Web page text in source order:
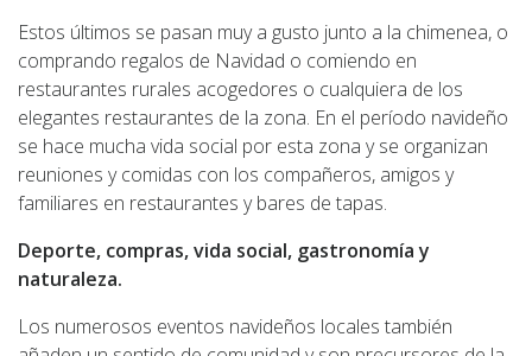
Estos últimos se pasan muy a gusto junto a la chimenea, o
comprando regalos de Navidad o comiendo en
restaurantes rurales acogedores o cualquiera de los
elegantes restaurantes de la zona. En el período navideño
se hace mucha vida social por esta zona y se organizan
reuniones y comidas con los compañeros, amigos y
familiares en restaurantes y bares de tapas.
Deporte, compras, vida social, gastronomía y
naturaleza.
Los numerosos eventos navideños locales también